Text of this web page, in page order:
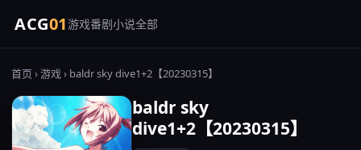
ACG01游戏番剧小说全部
首页 ›游戏› baldr sky dive1+2【20230315】
baldr sky
dive1+2【20230315】